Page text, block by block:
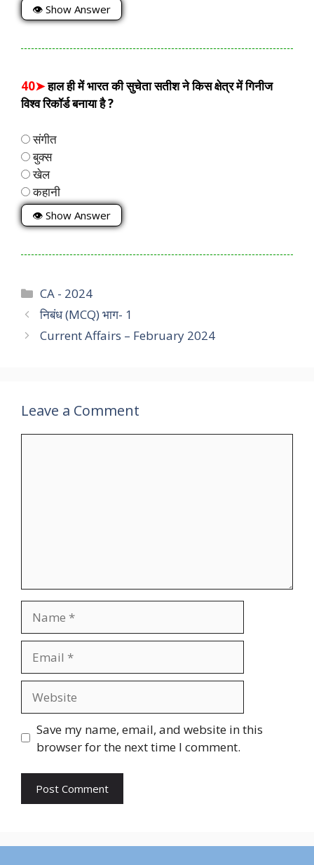
👁 Show Answer
40➤हाल ही में भारत की सुचेता सतीश ने किस क्षेत्र में गिनीज
विश्व रिकॉर्ड बनाया है ?
संगीत
बुक्स
खेल
कहानी
👁 Show Answer
Categories
CA - 2024
निबंध (MCQ) भाग- 1
Current Affairs – February 2024
Leave a Comment
Save my name, email, and website in this
browser for the next time I comment.